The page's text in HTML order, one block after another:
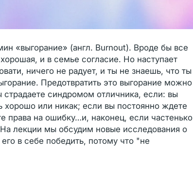
«выгорание» (англ. Burnout). Вроде бы все
и в семье согласие. Но наступает
ничего не радует, и ты не знаешь, что ты
Предотвратить это выгорание можно
синдромом отличника, если: вы
или никак; если вы постоянно ждете
на ошибку…и, наконец, если частенько
лекции мы обсудим новые исследования о
в себе победить, потому что "не